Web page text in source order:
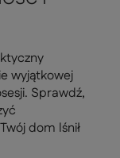
wyjątkowej
Sprawdź,
dom lśnił